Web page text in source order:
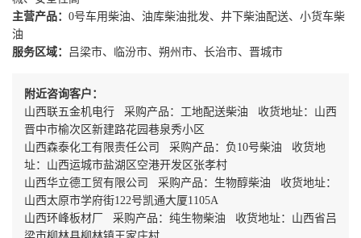
主营产品： 0号车用柴油、油库柴油批发、井下柴油配送、小货车柴
油
服务区域： 吕梁市、临汾市、朔州市、长治市、晋城市
附近咨询客户：
山西联五金机电行 采购产品：工地配送柴油 收货地址：山西
晋中市榆次区新建路花园巷泉秀小区
山西森泰化工有限责任公司 采购产品：负10号柴油 收货地
址：山西运城市盐湖区空港开发区张孝村
山西华立德工贸有限公司 采购产品：生物醇柴油 收货地址：
山西太原市学府街122号凯通大厦1105A
山西环峰板材厂 采购产品：纯生物柴油 收货地址：山西省吕